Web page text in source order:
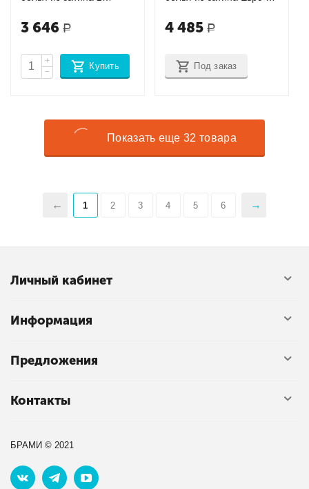
3 646 Р
+
−
Купить
4 485 Р
Под заказ
Показать еще 32 товара
1 2 3 4 5 6
Личный кабинет
Информация
Предложения
Контакты
БРАМИ © 2021